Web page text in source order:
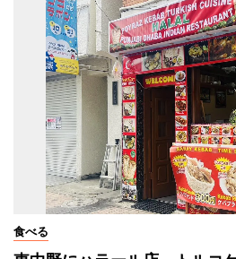
食べる